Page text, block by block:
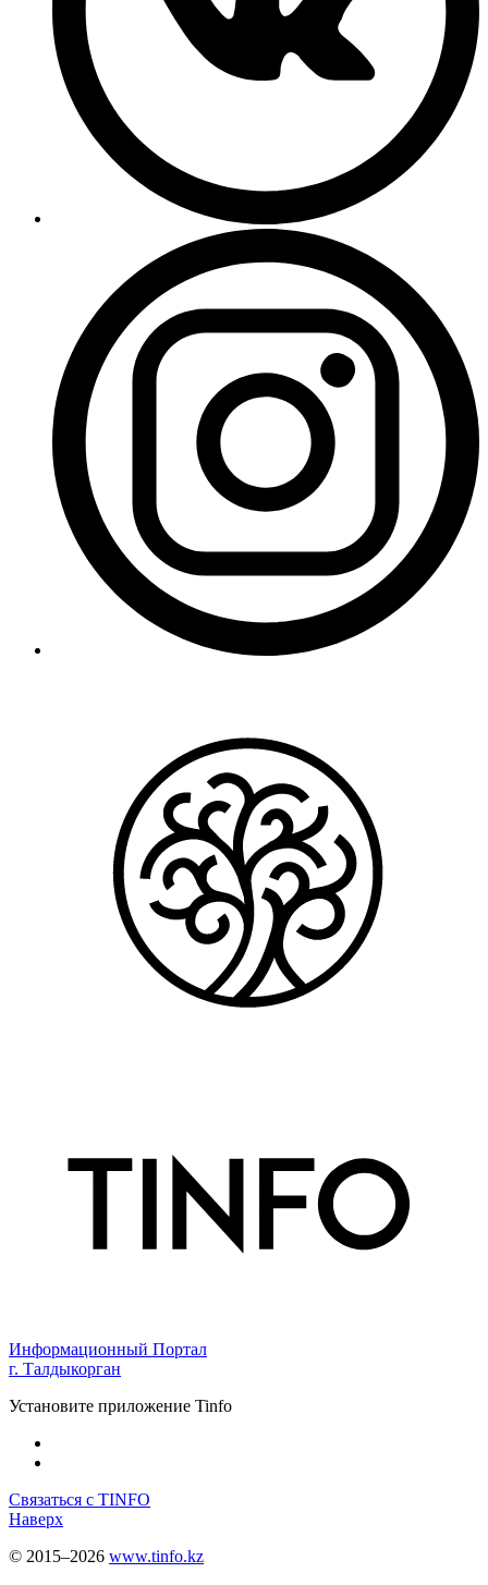
Информационный Портал
г. Талдыкорган
Установите приложение Tinfo
Связаться с TINFO
Наверх
© 2015–2026 www.tinfo.kz